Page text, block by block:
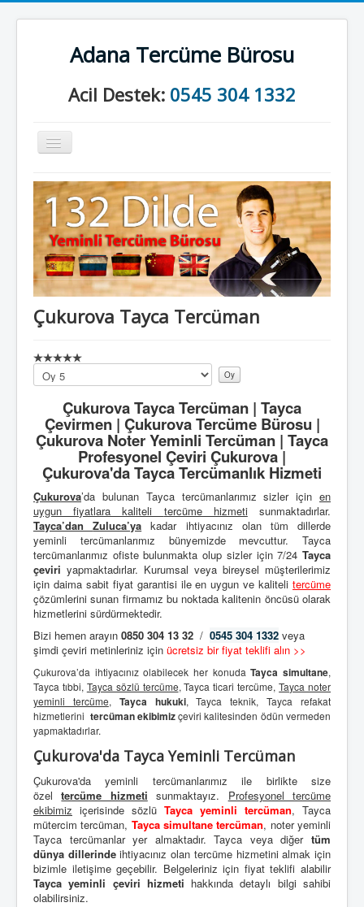
Adana Tercüme Bürosu
Acil Destek: 0545 304 1332
Gezinme
geçişini
Anasayfa
Kurumsal
Neler Yapıyoruz?
İletişim
Çukurova Tayca Tercüman
Lütfen
oylayın
Çukurova Tayca Tercüman | Tayca
Çevirmen | Çukurova Tercüme Bürosu |
Çukurova Noter Yeminli Tercüman | Tayca
Profesyonel Çeviri Çukurova |
Çukurova'da Tayca Tercümanlık Hizmeti
Çukurova’da bulunan Tayca tercümanlarımız sizler için en
uygun fiyatlara kaliteli tercüme hizmetisunmaktadırlar.
Tayca’dan
Zuluca’ya kadar ihtiyacınız olan tüm dillerde
yeminli tercümanlarımız bünyemizde mevcuttur. Tayca
tercümanlarımız ofiste bulunmakta olup sizler için 7/24 Tayca
çeviri yapmaktadırlar. Kurumsal veya bireysel müşterilerimiz
için daima sabit fiyat garantisi ile en uygun ve kaliteli tercüme
çözümlerini sunan firmamız bu noktada kalitenin öncüsü olarak
hizmetlerini sürdürmektedir.
Bizi hemen arayın 0850 304 13 32 / 0545 304 1332 veya
şimdi çeviri metinleriniz için ücretsiz bir fiyat teklifi alın >>
Çukurova’da ihtiyacınız olabilecek her konudaTayca simultane,
Tayca tıbbi, Tayca sözlü tercüme, Tayca ticari tercüme,Tayca noter
yeminli tercüme, Tayca hukuki, Tayca teknik, Tayca refakat
hizmetlerini tercüman ekibimizçeviri kalitesinden ödün vermeden
yapmaktadırlar.
Çukurova'da Tayca Yeminli Tercüman
Çukurova'da yeminli tercümanlarımız ile birlikte size
özeltercüme hizmeti sunmaktayız. Profesyonel tercüme
ekibimiz içerisinde sözlü Tayca yeminli tercüman, Tayca
mütercim tercüman, Tayca simultane tercüman, noter yeminli
Tayca tercümanlar yer almaktadır. Tayca veya diğer tüm
dünya dillerindeihtiyacınız olan tercüme hizmetini almak için
bizimle iletişime geçebilir. Belgeleriniz için fiyat teklifi alabilir
Tayca yeminli çeviri hizmeti hakkında detaylı bilgi sahibi
olabilirsiniz.